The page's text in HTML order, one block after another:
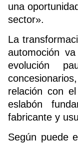
una
sector».
La
automoción
evolución
relación con
eslabón
fabricante y
Según puede